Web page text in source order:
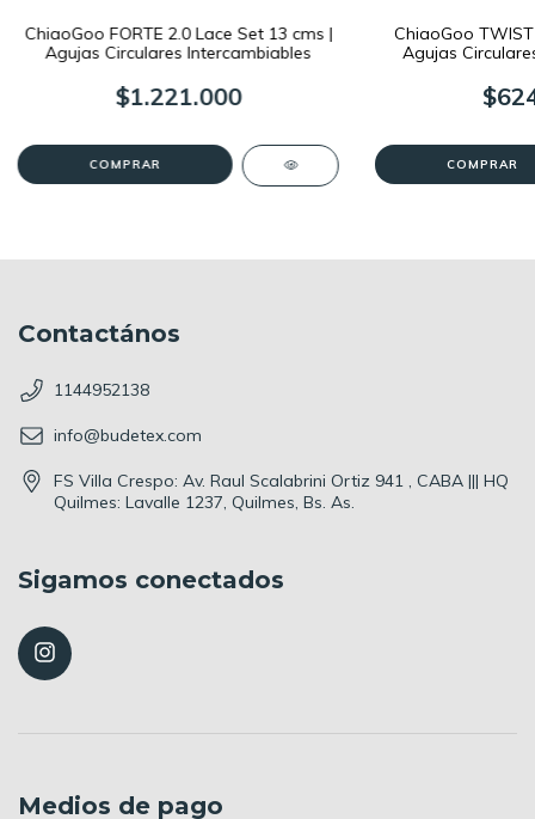
ChiaoGoo FORTE 2.0 Lace Set 13 cms |
Agujas Circulares Intercambiables
$1.221.000
ChiaoGoo
Agujas
COMPRAR
Contactános
1144952138
info@budetex.com
FS Villa Crespo: Av. Raul Scalabrini Ortiz 941 , CABA ||| HQ
Quilmes: Lavalle 1237, Quilmes, Bs. As.
Sigamos conectados
Medios de pago